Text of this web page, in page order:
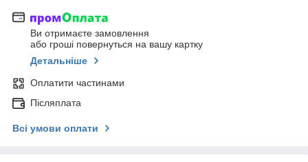
Ви отримаєте замовлення
або гроші повернуться на вашу картку
Детальніше
Оплатити частинами
Післяплата
Всі умови оплати